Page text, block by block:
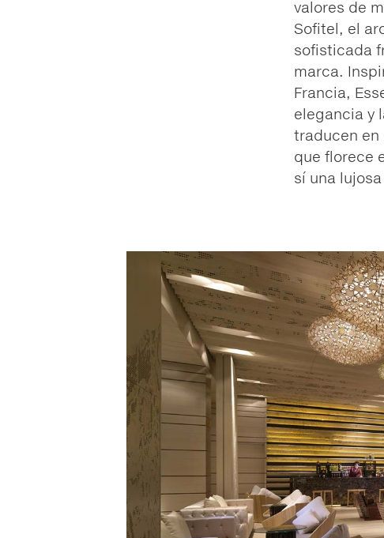
valores de
Sofitel, el
sofisticada
marca.
Francia,
elegancia y
traducen en
que florece
sí una